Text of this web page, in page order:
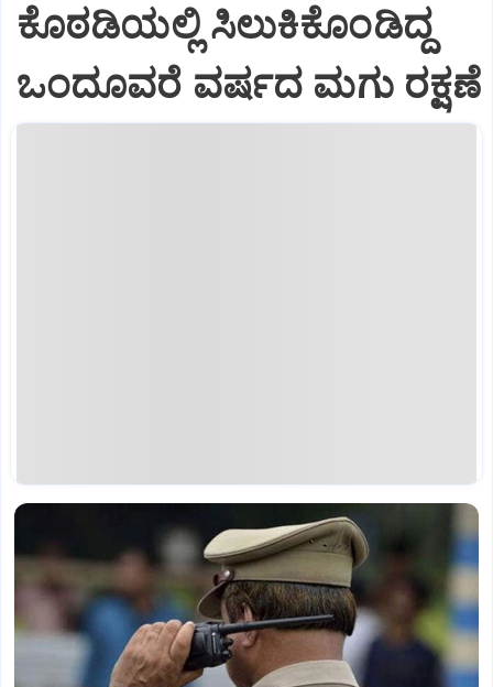
ಕೊಠಡಿಯಲ್ಲಿ ಸಿಲುಕಿಕೊಂಡಿದ್ದ
ಒಂದೂವರೆ ವರ್ಷದ ಮಗು ರಕ್ಷಣೆ